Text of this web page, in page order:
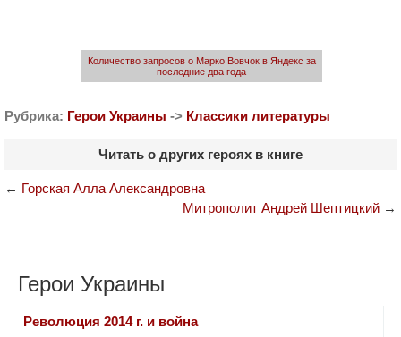
Количество запросов о Марко Вовчок в Яндекс за
последние два года
Рубрика: Герои Украины -> Классики литературы
Читать о других героях в книге
← Горская Алла Александровна
Митрополит Андрей Шептицкий →
Герои Украины
Революция 2014 г. и война